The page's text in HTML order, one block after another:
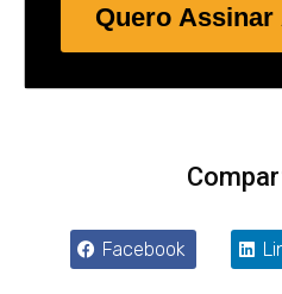
Quero
Facebook